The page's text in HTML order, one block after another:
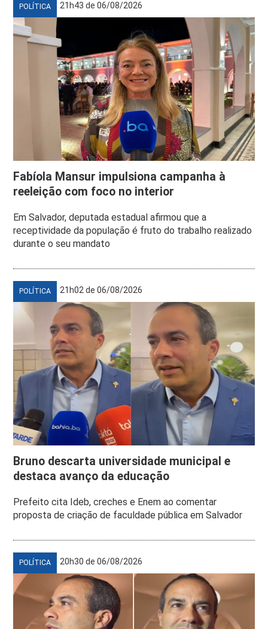
POLÍTICA 21h43 de 06/08/2026
Fabíola Mansur impulsiona campanha à
reeleição com foco no interior
Em Salvador, deputada estadual afirmou que a
receptividade da população é fruto do trabalho realizado
durante o seu mandato
POLÍTICA 21h02 de 06/08/2026
Bruno descarta universidade municipal e
destaca avanço da educação
Prefeito cita Ideb, creches e Enem ao comentar
proposta de criação de faculdade pública em Salvador
POLÍTICA 20h30 de 06/08/2026